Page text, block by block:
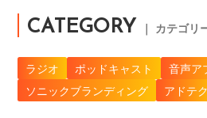
CATEGORY ｜ カテゴリ
ラジオ ポッドキャスト 音声ア
ソニックブランディング
アドテク